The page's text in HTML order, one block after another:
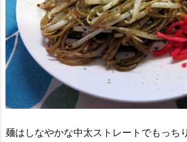
麺はしなやかな中太ストレートでもっち